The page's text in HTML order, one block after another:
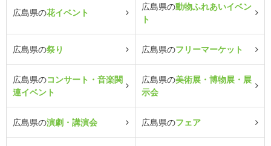
広島県の花イベント
広島県の動物ふれあいイベン
ト
広島県の祭り 広島県のフリーマーケット
広島県のコンサート・音楽関
連イベント
広島県の美術展・博物展・展
示会
広島県の演劇・講演会 広島県のフェア